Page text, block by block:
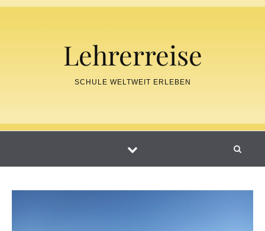
Skip to content
Lehrerreise
SCHULE WELTWEIT ERLEBEN